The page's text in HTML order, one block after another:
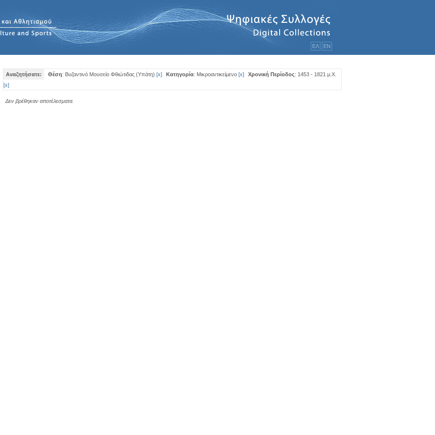
ΕΛ ΕΝ
Αναζητήσατε: Θέση: Βυζαντινό Μουσείο Φθιώτιδας (Υπάτη) [x] Κατηγορία: Μικροαντικείμενο [x] Χρονική Περίοδος: 1453 - 1821 μ.Χ.
[x]
Δεν βρέθηκαν αποτέλεσματα.